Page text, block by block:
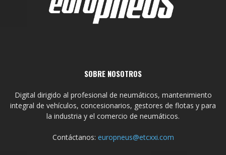
SOBRE NOSOTROS
Digital dirigido al profesional de neumáticos, mantenimiento
integral de vehículos, concesionarios, gestores de flotas y para
la industria y el comercio de neumáticos.
Contáctanos: europneus@etcxxi.com